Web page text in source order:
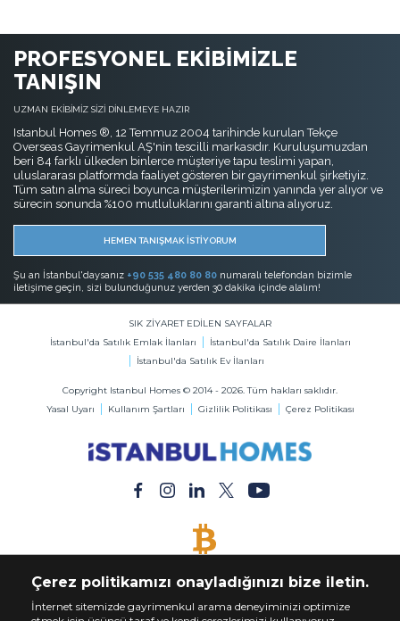
PROFESYONEL EKİBİMİZLE
TANIŞIN
UZMAN EKİBİMİZ SİZİ DİNLEMEYE HAZIR
Istanbul Homes ®, 12 Temmuz 2004 tarihinde kurulan Tekçe
Overseas Gayrimenkul AŞ'nin tescilli markasıdır. Kuruluşumuzdan
beri 84 farklı ülkeden binlerce müşteriye tapu teslimi yapan,
uluslararası platformda faaliyet gösteren bir gayrimenkul şirketiyiz.
Tüm satın alma süreci boyunca müşterilerimizin yanında yer alıyor ve
sürecin sonunda %100 mutluluklarını garanti altına alıyoruz.
HEMEN TANIŞMAK İSTİYORUM
Şu an İstanbul'daysanız +90 535 480 80 80 numaralı telefondan bizimle
iletişime geçin, sizi bulunduğunuz yerden 30 dakika içinde alalım!
SIK ZİYARET EDİLEN SAYFALAR
İstanbul'da Satılık Emlak İlanları
İstanbul'da Satılık Daire İlanları
İstanbul'da Satılık Ev İlanları
Copyright Istanbul Homes © 2014 - 2026. Tüm hakları saklıdır.
Yasal Uyarı
Kullanım Şartları Gizlilik Politikası Çerez Politikası
Bitcoin ile Dilediğiniz Mülkü Satın Alın
Çerez politikamızı onayladığınızı bize iletin.
İnternet sitemizde gayrimenkul arama deneyiminizi optimize